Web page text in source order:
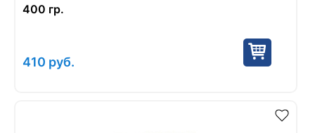
400 гр.
410 руб.